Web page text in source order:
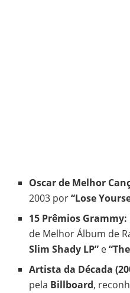
Oscar de Melhor
2003 por“Lose
15 Prêmios Grammy:
de Melhor Álbum de
Slim Shady LP” e
Artista da Década
pela Billboard,